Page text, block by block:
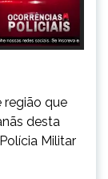
região que
desta
Militar